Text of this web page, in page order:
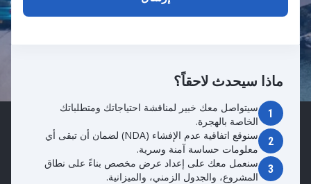
ماذا سيحدث لاحقاً؟
1
سيتواصل معك خبير لمناقشة احتياجاتك ومتطلباتك
الخاصة بالهجرة.
2
سنوقع اتفاقية عدم الإفشاء (NDA) لضمان أن تبقى أي
معلومات حساسة آمنة وسرية.
3
سنعمل معك على إعداد عرض مخصص بناءً على نطاق
المشروع، والجدول الزمني، والميزانية.